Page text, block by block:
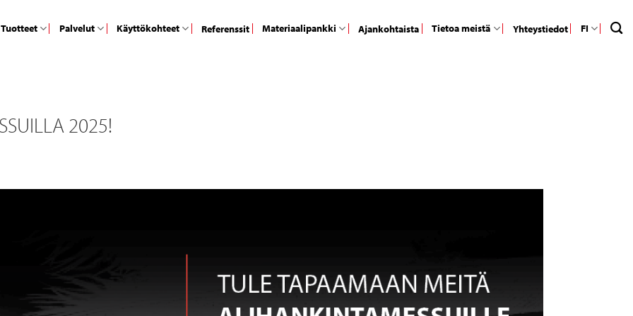
Tuotteet Palvelut Käyttökohteet Referenssit Materiaalipankki Ajankohtaista Tietoa meistä Yhteystiedot FI
2025!